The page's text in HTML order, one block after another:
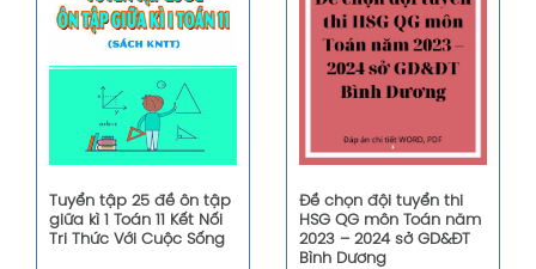
Tuyển tập 25 đề ôn tập
giữa kì 1 Toán 11 Kết Nối
Tri Thức Với Cuộc Sống
Đề chọn đội tuyển thi
HSG QG môn Toán năm
2023 – 2024 sở GD&ĐT
Bình Dương